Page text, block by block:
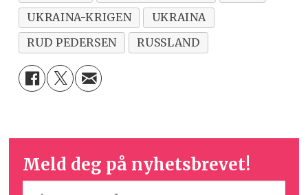
UKRAINA-KRIGEN
UKRAINA
RUD PEDERSEN
RUSSLAND
Meld deg på nyhetsbrevet!